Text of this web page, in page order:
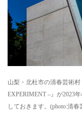
山梨・北杜市の清春芸術
EXPERIMENT –』が2023
しておきます。(photo:清